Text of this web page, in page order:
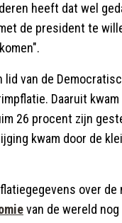
heeft dat wel
de president te
lid van de
Daaruit kwam
26 procent zijn
kwam door de
over de
van de wereld